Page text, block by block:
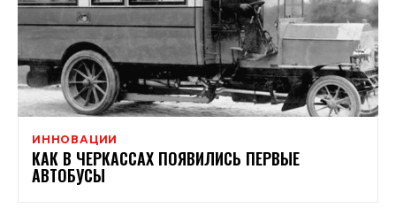
ИННОВАЦИИ
КАК В ЧЕРКАССАХ ПОЯВИЛИСЬ ПЕРВЫЕ
АВТОБУСЫ